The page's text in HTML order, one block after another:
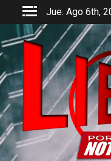
Saltar
contenido
Jue. Ago 6th,